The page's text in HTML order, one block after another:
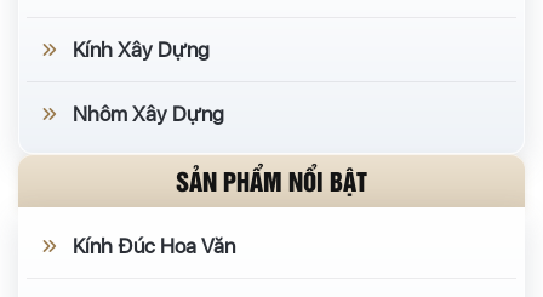
Kính Xây Dựng
Nhôm Xây Dựng
SẢN PHẨM NỔI BẬT
Kính Đúc Hoa Văn